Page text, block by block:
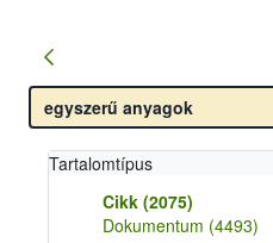
Tartalomtípus
Cikk (2075)
Dokumentum (4493)